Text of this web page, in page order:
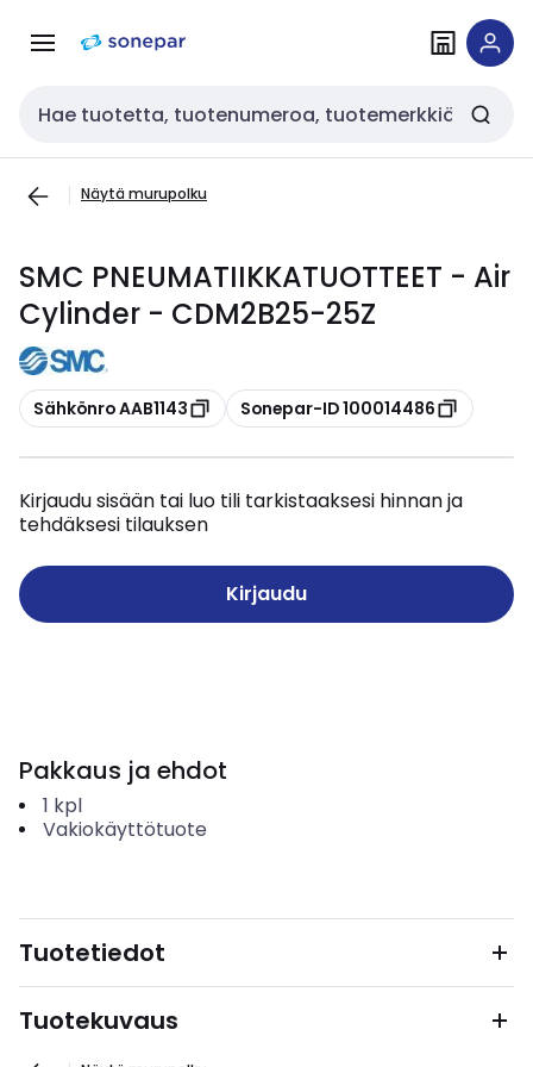
navigointiinsisältöön
Haku
Näytä murupolku
SMC PNEUMATIIKKATUOTTEET - Air
Cylinder - CDM2B25-25Z
Kopioi
Sähkönro AAB1143 Kopioi
Sonepar-ID 100014486
Kirjaudu sisään tai luo tili tarkistaaksesi hinnan ja
tehdäksesi tilauksen
Kirjaudu
Pakkaus ja ehdot
1 kpl
Vakiokäyttötuote
Tuotetiedot
Tuotekuvaus